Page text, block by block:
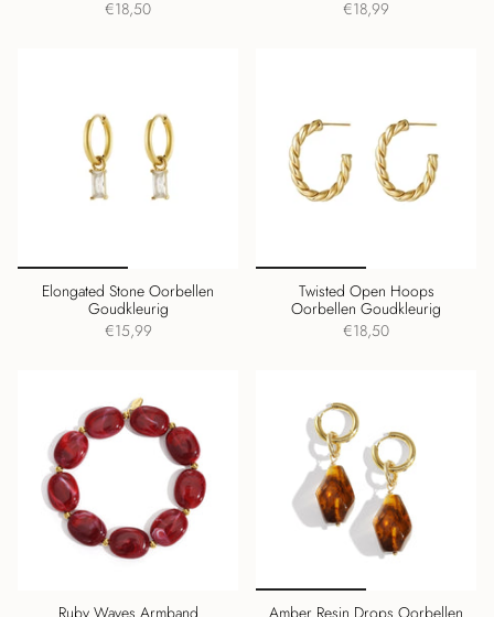
€18,50 €18,99
Elongated Stone Oorbellen
Goudkleurig
€15,99
Twisted Open Hoops
Oorbellen Goudkleurig
€18,50
Ruby Waves Armband
Amber Resin Drops Oorbellen